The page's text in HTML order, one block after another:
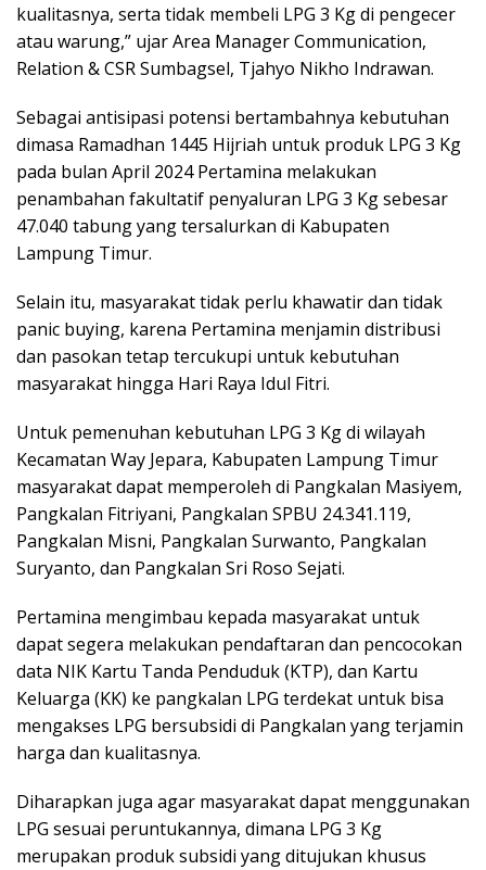
kualitasnya, serta tidak membeli LPG 3 Kg di pengecer
atau warung,” ujar Area Manager Communication,
Relation & CSR Sumbagsel, Tjahyo Nikho Indrawan.
Sebagai antisipasi potensi bertambahnya kebutuhan
dimasa Ramadhan 1445 Hijriah untuk produk LPG 3 Kg
pada bulan April 2024 Pertamina melakukan
penambahan fakultatif penyaluran LPG 3 Kg sebesar
47.040 tabung yang tersalurkan di Kabupaten
Lampung Timur.
Selain itu, masyarakat tidak perlu khawatir dan tidak
panic buying, karena Pertamina menjamin distribusi
dan pasokan tetap tercukupi untuk kebutuhan
masyarakat hingga Hari Raya Idul Fitri.
Untuk pemenuhan kebutuhan LPG 3 Kg di wilayah
Kecamatan Way Jepara, Kabupaten Lampung Timur
masyarakat dapat memperoleh di Pangkalan Masiyem,
Pangkalan Fitriyani, Pangkalan SPBU 24.341.119,
Pangkalan Misni, Pangkalan Surwanto, Pangkalan
Suryanto, dan Pangkalan Sri Roso Sejati.
Pertamina mengimbau kepada masyarakat untuk
dapat segera melakukan pendaftaran dan pencocokan
data NIK Kartu Tanda Penduduk (KTP), dan Kartu
Keluarga (KK) ke pangkalan LPG terdekat untuk bisa
mengakses LPG bersubsidi di Pangkalan yang terjamin
harga dan kualitasnya.
Diharapkan juga agar masyarakat dapat menggunakan
LPG sesuai peruntukannya, dimana LPG 3 Kg
merupakan produk subsidi yang ditujukan khusus